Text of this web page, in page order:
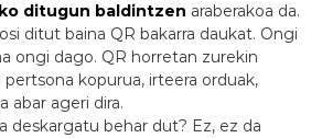
ditugun baldintzen araberakoa da.
ditut baina QR bakarra daukat. Ongi
ongi dago. QR horretan zurekin
kopurua, irteera orduak,
abar ageri dira.
deskargatu behar dut? Ez, ez da